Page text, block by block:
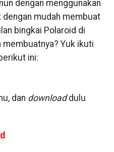
dengan menggunakan
mudah membuat
bingkai Polaroid di
membuatnya? Yuk ikuti
ini:
dan downloaddulu